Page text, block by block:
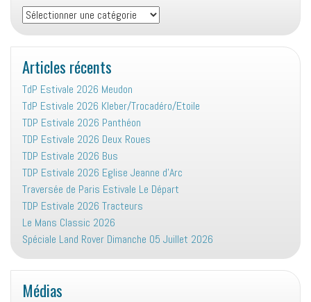
Vie
associative
:
Articles récents
TdP Estivale 2026 Meudon
TdP Estivale 2026 Kleber/Trocadéro/Etoile
TDP Estivale 2026 Panthéon
TDP Estivale 2026 Deux Roues
TDP Estivale 2026 Bus
TDP Estivale 2026 Eglise Jeanne d’Arc
Traversée de Paris Estivale Le Départ
TDP Estivale 2026 Tracteurs
Le Mans Classic 2026
Spéciale Land Rover Dimanche 05 Juillet 2026
Médias